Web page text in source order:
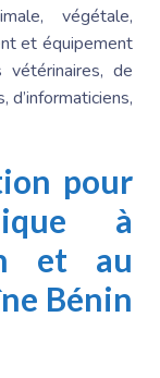
végétale,
et équipement
vétérinaires, de
pour
à
et au
Bénin